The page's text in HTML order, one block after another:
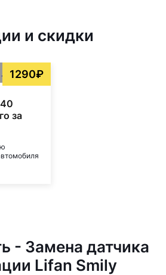
и скидки
1290₽
за
- Замена датчика
Lifan Smily